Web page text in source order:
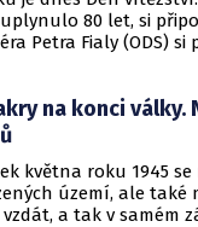
80 let, si
Petra Fialy (ODS)
na konci
května roku 1945
území, ale také
a tak v samém